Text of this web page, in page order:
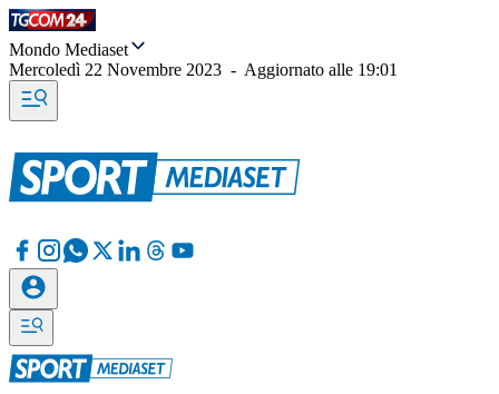
Mondo Mediaset
Mercoledì 22 Novembre 2023 - Aggiornato alle 19:01